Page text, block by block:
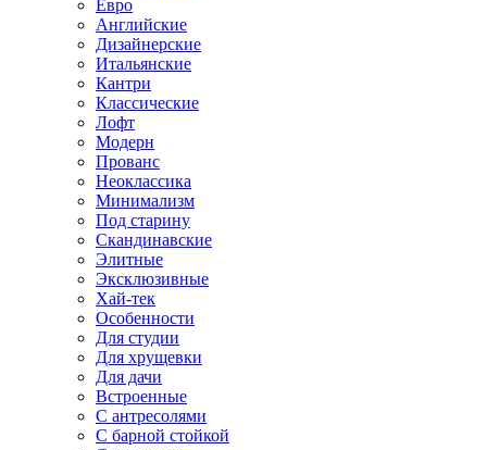
Евро
Английские
Дизайнерские
Итальянские
Кантри
Классические
Лофт
Модерн
Прованс
Неоклассика
Минимализм
Под старину
Скандинавские
Элитные
Эксклюзивные
Хай-тек
Особенности
Для студии
Для хрущевки
Для дачи
Встроенные
С антресолями
С барной стойкой